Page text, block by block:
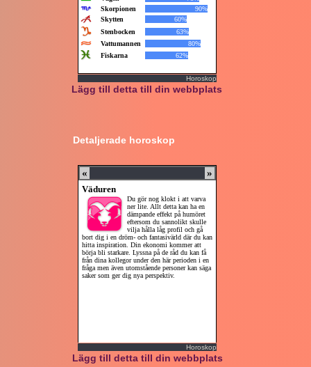
Horoskop
Lägg till detta till din webbplats
Detaljerade horoskop
Horoskop
Lägg till detta till din webbplats